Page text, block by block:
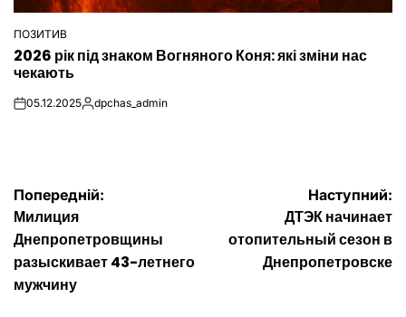
ОПУБЛІКУВАТИ
У
ПОЗИТИВ
2026 рік під знаком Вогняного Коня: які зміни нас
чекають
on05.12.2025Опубліковано
dpchas_admin
Навігація
записів
Попередній:
Милиция
Днепропетровщины
разыскивает 43-летнего
мужчину
Наступний:
ДТЭК начинает
отопительный сезон в
Днепропетровске